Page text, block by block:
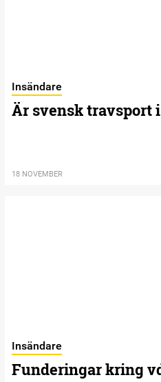
Insändare
Är svensk travsport
18 NOVEMBER
Insändare
Funderingar kring